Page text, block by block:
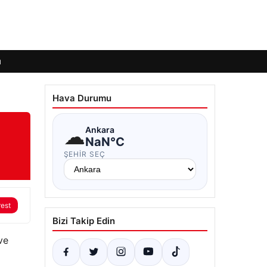
Hava Durumu
☁Ankara
NaN°C
ŞEHIR SEÇ
Bizi Takip Edin